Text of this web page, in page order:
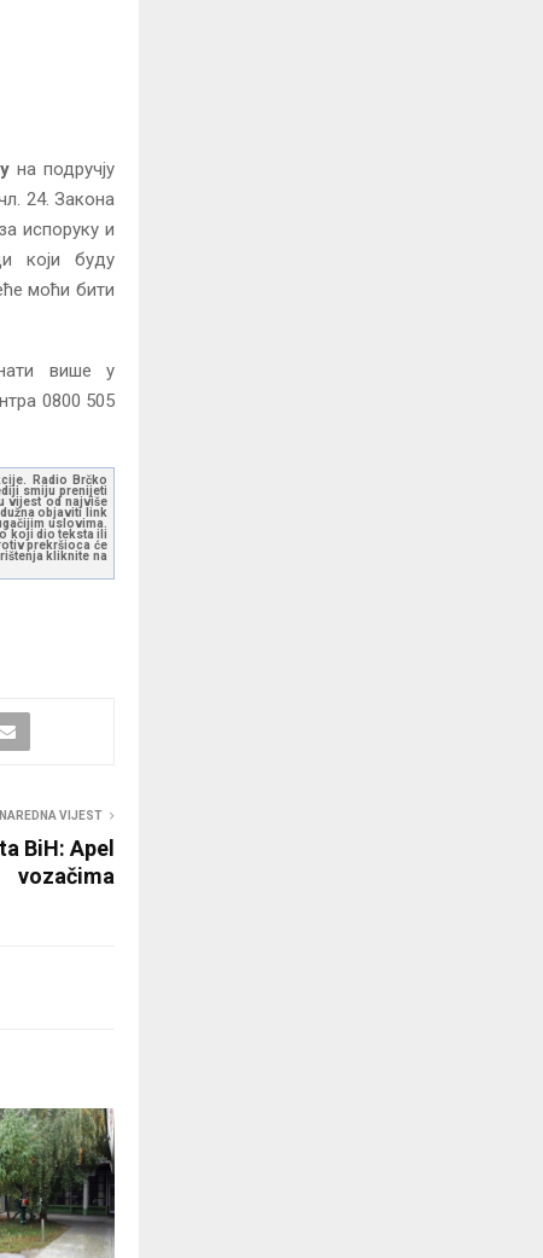
на подручју
24. Закона
испоруку и
који буду
моћи бити
више у
0800 505
Radio Brčko
smiju prenijeti
vijest od najviše
objaviti link
uslovima.
koji dio teksta ili
prekršioca će
kliknite na
NAREDNA VIJEST
BiH: Apel
vozačima